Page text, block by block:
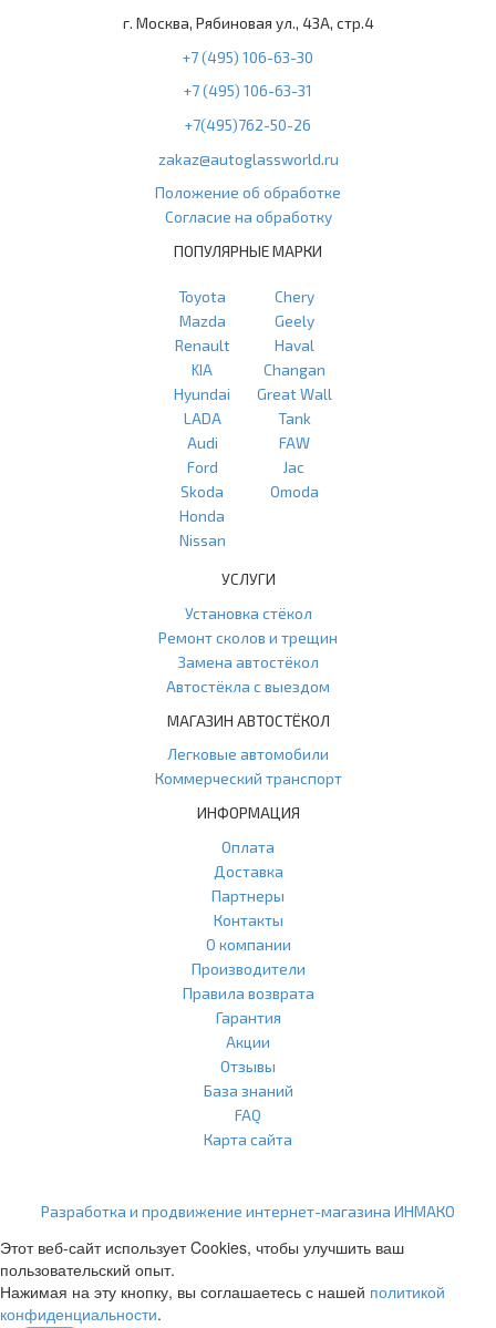
г. Москва, Рябиновая ул., 43А, стр.4
+7 (495) 106-63-30
+7 (495) 106-63-31
+7(495)762-50-26
zakaz@autoglassworld.ru
Положение об обработке
Согласие на обработку
ПОПУЛЯРНЫЕ МАРКИ
Toyota
Mazda
Renault
KIA
Hyundai
LADA
Audi
Ford
Skoda
Honda
Nissan
Chery
Geely
Haval
Changan
Great Wall
Tank
FAW
Jac
Omoda
УСЛУГИ
Установка стёкол
Ремонт сколов и трещин
Замена автостёкол
Автостёкла с выездом
МАГАЗИН АВТОСТЁКОЛ
Легковые автомобили
Коммерческий транспорт
ИНФОРМАЦИЯ
Оплата
Доставка
Партнеры
Контакты
О компании
Производители
Правила возврата
Гарантия
Акции
Отзывы
База знаний
FAQ
Карта сайта
Разработка и продвижение интернет-магазина ИНМАКО
Этот веб-сайт использует Cookies, чтобы улучшить ваш
пользовательский опыт.
Нажимая на эту кнопку, вы соглашаетесь с нашей политикой
конфиденциальности.